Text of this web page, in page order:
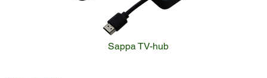
Sappa TV-hub